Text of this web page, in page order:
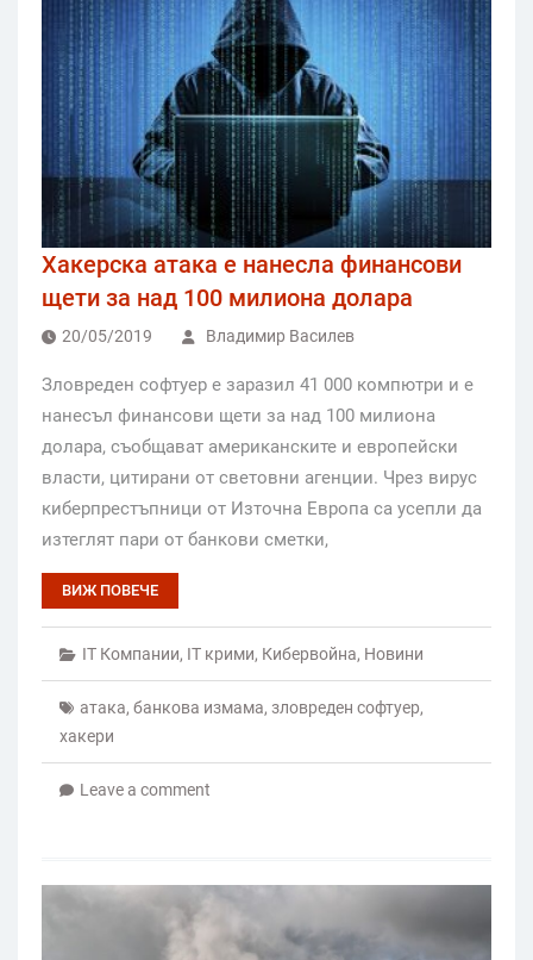
Хакерска атака е нанесла финансови
щети за над 100 милиона долара
20/05/2019 Владимир Василев
Зловреден софтуер е заразил 41 000 компютри и е
нанесъл финансови щети за над 100 милиона
долара, съобщaват американските и европейски
власти, цитирани от световни агенции. Чрез вирус
киберпрестъпници от Източна Европа са усепли да
изтеглят пари от банкови сметки,
ВИЖ ПОВЕЧЕ
IT Компании, IT крими, Кибервойна, Новини
атака, банкова измама, зловреден софтуер,
хакери
Leave a comment